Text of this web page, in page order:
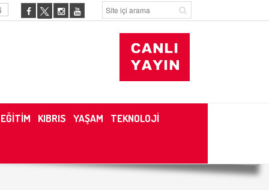
EĞİTİM KIBRIS YAŞAM TEKNOLOJİ